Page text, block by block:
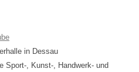
in Dessau
Sport-, Kunst-, Handwerk- und